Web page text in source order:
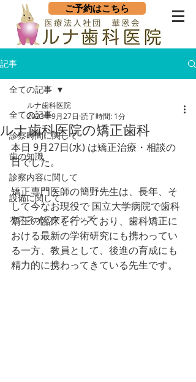
ご予約はこちら
記事
全ての記事
診察時間に関して
歯の知識
診察内容に関して
設備に関して
オススメのケアグッズ
全ての記事
ルナ歯科医院の矯正歯科
ルナ歯科医院
2023年9月27日 読了時間: 1分
本日 9月27日(水) は矯正治療・相談の
日でした。
矯正専門医師の簡野先生は、長年、そ
して今なお現役で 国立大学病院で歯科
矯正の臨床を行っており、歯科矯正に
おける最新の学術研究にも携わってい
る一方、教員として、後進の育成にも
精力的に携わってきている先生です。